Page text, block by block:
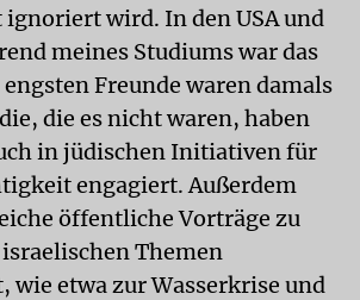
wird. In den USA und
meines Studiums war das
Freunde waren damals
die es nicht waren, haben
in jüdischen Initiativen für
engagiert. Außerdem
öffentliche Vorträge zu
Themen
etwa zur Wasserkrise und